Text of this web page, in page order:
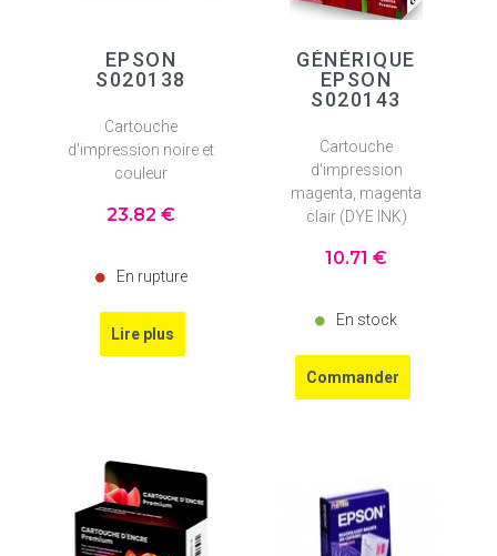
EPSON
S020138
Cartouche
d'impression noire et
couleur
23.82 €
En rupture
GÉNÉRIQUE
EPSON
S020143
Cartouche
d'impression
magenta, magenta
clair (DYE INK)
10.71 €
En stock